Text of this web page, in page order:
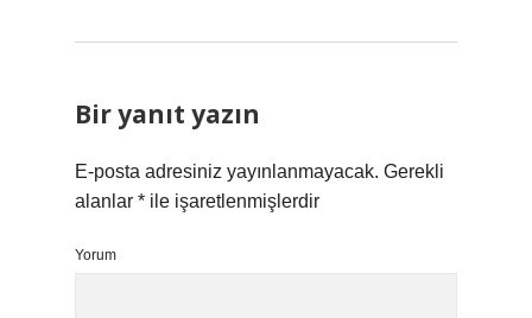
Bir yanıt yazın
E-posta adresiniz yayınlanmayacak. Gerekli
alanlar * ile işaretlenmişlerdir
Yorum